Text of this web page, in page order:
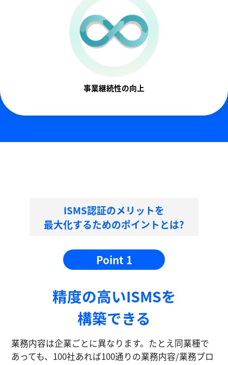
事業継続性の向上
ISMS認証のメリットを
最大化するためのポイントとは?
Point 1
精度の⾼いISMSを
構築できる
業務内容は企業ごとに異なります。たとえ同業種で
あっても、100社あれば100通りの業務内容/業務プロ